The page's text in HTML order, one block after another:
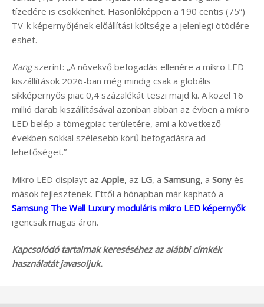
tízedére is csökkenhet. Hasonlóképpen a 190 centis (75”)
TV-k képernyőjének előállítási költsége a jelenlegi ötödére
eshet.
Kangszerint: „A növekvő befogadás ellenére a mikro LED
kiszállítások 2026-ban még mindig csak a globális
síkképernyős piac 0,4 százalékát teszi majd ki. A közel 16
millió darab kiszállításával azonban abban az évben a mikro
LED belép a tömegpiac területére, ami a következő
években sokkal szélesebb körű befogadásra ad
lehetőséget.”
Mikro LED displayt az Apple, az LG, a Samsung, a Sony és
mások fejlesztenek. Ettől a hónapban már kapható a
Samsung The Wall Luxury moduláris mikro LED képernyők
igencsak magas áron.
Kapcsolódó tartalmak kereséséhez az alábbi címkék
használatát javasoljuk.